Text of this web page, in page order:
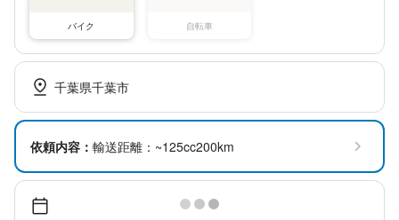
バイク 自転車
千葉県千葉市
依頼内容： 輸送距離：~125cc200km